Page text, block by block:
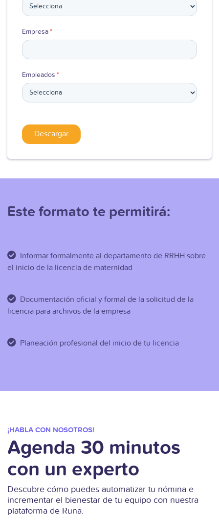
Empresa*
Empleados *
Este formato te permitirá:
Informar formalmente al departamento de RRHH sobre
el inicio de la licencia de maternidad
Documentación oficial y formal de la solicitud de la
licencia para archivos de la empresa
Planeación profesional del inicio de tu licencia
¡HABLA CON NOSOTROS!
Agenda 30 minutos
con un experto
Descubre cómo puedes automatizar tu nómina e
incrementar el bienestar de tu equipo con nuestra
plataforma de Runa.